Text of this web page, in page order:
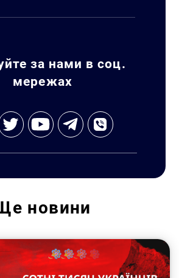
за нами в соц.
мережах
новини